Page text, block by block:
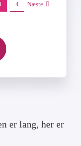
4 Næste
er lang, her er